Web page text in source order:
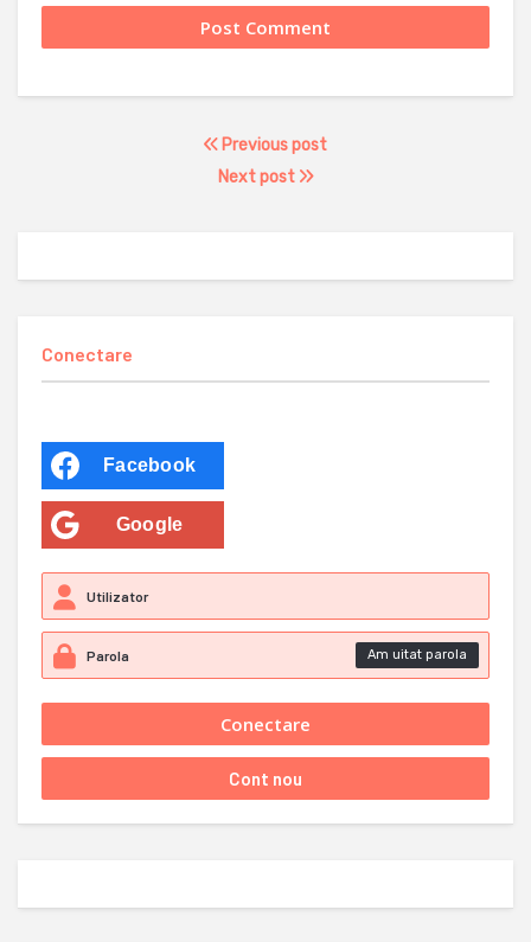
Previous post
Next post
Conectare
Facebook
Google
Am uitat parola